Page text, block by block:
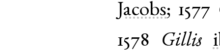
Jacobs; 1577
1578
Gillis